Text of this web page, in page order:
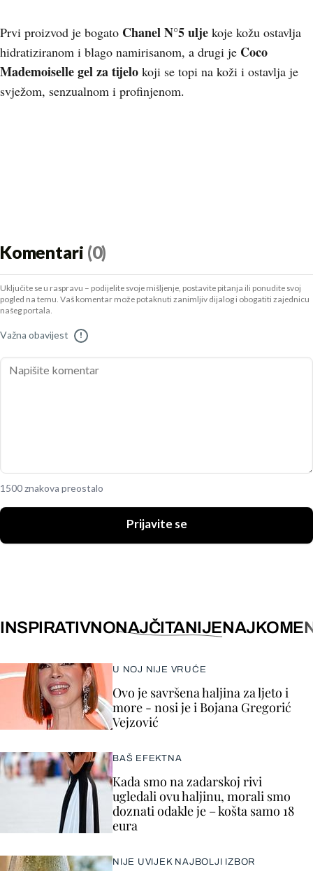
Prvi proizvod je bogato Chanel N°5 ulje koje kožu ostavlja
hidratiziranom i blago namirisanom, a drugi je Coco
Mademoiselle gel za tijelo koji se topi na koži i ostavlja je
svježom, senzualnom i profinjenom.
Komentari (0)
Uključite se u raspravu – podijelite svoje mišljenje, postavite pitanja ili ponudite svoj
pogled na temu. Vaš komentar može potaknuti zanimljiv dijalog i obogatiti zajednicu
našeg portala.
Važna obavijest !
1500 znakova preostalo
Prijavite se
INSPIRATIVNONAJČITANIJE
U NOJ NIJE VRUĆE
Ovo je savršena haljina za ljeto i
more - nosi je i Bojana Gregorić
Vejzović
BAŠ EFEKTNA
Kada smo na zadarskoj rivi
ugledali ovu haljinu, morali smo
doznati odakle je – košta samo 18
eura
NIJE UVIJEK NAJBOLJI IZBOR